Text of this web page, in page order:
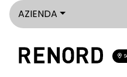
AZIENDA